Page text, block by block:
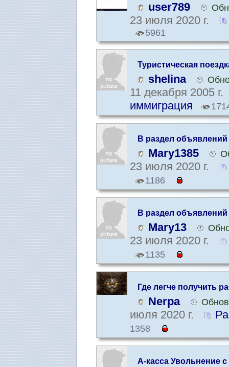
user789
23 июля 2020 г.
5961
Туристическая
shelina
11 декабря 2005 г.
иммиграция
В раздел объявлений
Mary1385
23 июля 2020 г.
1186
В раздел объявлений
Mary13
23 июля 2020 г.
1135
Где легче получить
Nerpa
июля 2020 г.
1358
А-касса Увольнение